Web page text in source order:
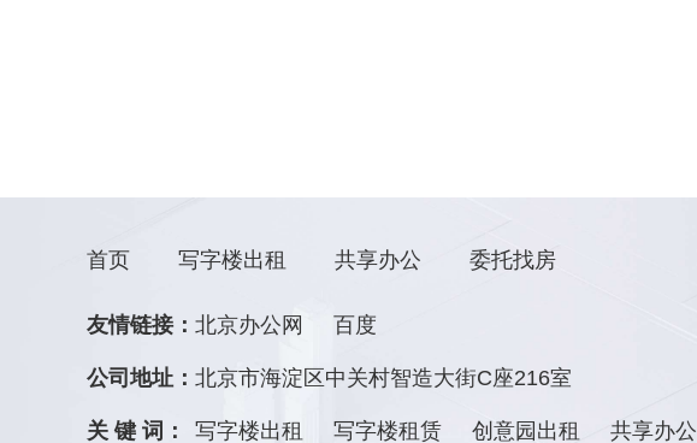
首页 写字楼出租 共享办公 委托找房
友情链接： 北京办公网 百度
公司地址： 北京市海淀区中关村智造大街C座216室
关 键 词： 写字楼出租 写字楼租赁 创意园出租 共享办公